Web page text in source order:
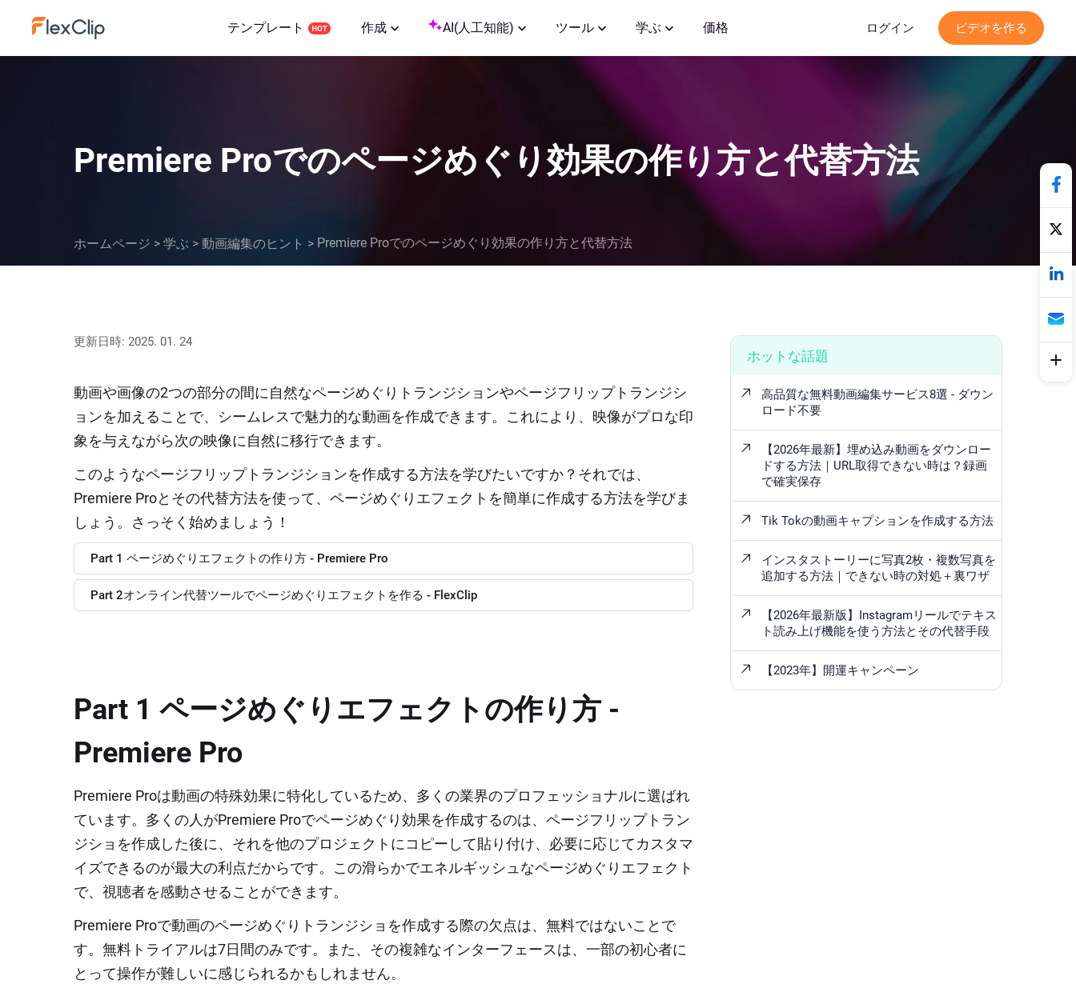
テンプレート 作成 AI(人工知能) ツール 学ぶ 価格 ログイン ビデオを作る
Premiere Proでのページめぐり効果の作り方と代替方法
ホームページ > 学ぶ > 動画編集のヒント > Premiere Proでのページめぐり効果の作り方と代替方法
更新日時: 2025. 01. 24
動画や画像の2つの部分の間に自然なページめぐりトランジションやページフリップトランジシ
ョンを加えることで、シームレスで魅力的な動画を作成できます。これにより、映像がプロな印
象を与えながら次の映像に自然に移行できます。
このようなページフリップトランジションを作成する方法を学びたいですか？それでは、
Premiere Proとその代替方法を使って、ページめぐりエフェクトを簡単に作成する方法を学びま
しょう。さっそく始めましょう！
Part 1 ページめぐりエフェクトの作り方 ‐ Premiere Pro
Part 2オンライン代替ツールでページめぐりエフェクトを作る ‐ FlexClip
Part 1 ページめぐりエフェクトの作り方 ‐
Premiere Pro
Premiere Proは動画の特殊効果に特化しているため、多くの業界のプロフェッショナルに選ばれ
ています。多くの人がPremiere Proでページめぐり効果を作成するのは、ページフリップトラン
ジショを作成した後に、それを他のプロジェクトにコピーして貼り付け、必要に応じてカスタマ
イズできるのが最大の利点だからです。この滑らかでエネルギッシュなページめぐりエフェクト
で、視聴者を感動させることができます。
Premiere Proで動画のページめぐりトランジショを作成する際の欠点は、無料ではないことで
す。無料トライアルは7日間のみです。また、その複雑なインターフェースは、一部の初心者に
とって操作が難しいに感じられるかもしれません。
ホットな話題
高品質な無料動画編集サービス8選 - ダウン
ロード不要
【2026年最新】埋め込み動画をダウンロー
ドする方法｜URL取得できない時は？録画
で確実保存
Tik Tokの動画キャプションを作成する方法
インスタストーリーに写真2枚・複数写真を
追加する方法｜できない時の対処＋裏ワザ
【2026年最新版】Instagramリールでテキス
ト読み上げ機能を使う方法とその代替手段
【2023年】開運キャンペーン